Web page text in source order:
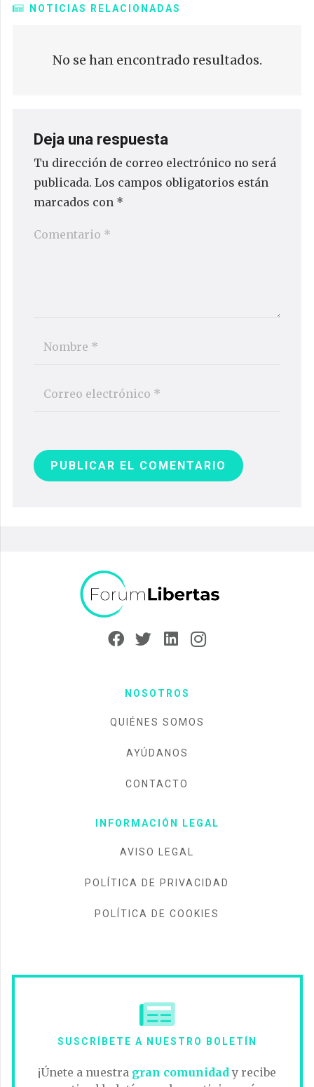
NOTICIAS RELACIONADAS
No se han encontrado resultados.
Deja una respuesta
Tu dirección de correo electrónico no será
publicada. Los campos obligatorios están
marcados con *
PUBLICAR EL COMENTARIO
NOSOTROS
QUIÉNES SOMOS
AYÚDANOS
CONTACTO
INFORMACIÓN LEGAL
AVISO LEGAL
POLÍTICA DE PRIVACIDAD
POLÍTICA DE COOKIES
SUSCRÍBETE A NUESTRO BOLETÍN
¡Únete a nuestra gran comunidady recibe